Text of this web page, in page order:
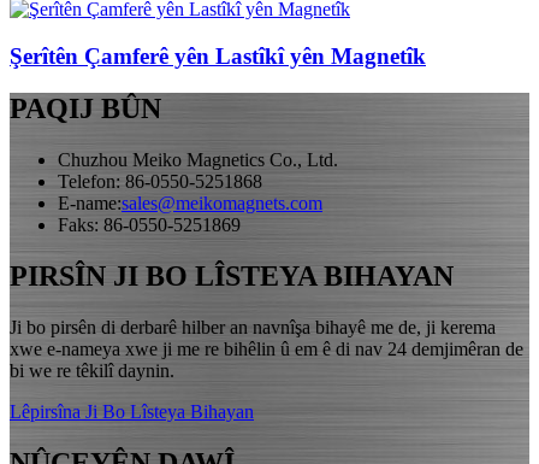
Şerîtên Çamferê yên Lastîkî yên Magnetîk
PAQIJ BÛN
Chuzhou Meiko Magnetics Co., Ltd.
Telefon: 86-0550-5251868
E-name:sales@meikomagnets.com
Faks: 86-0550-5251869
PIRSÎN JI BO LÎSTEYA BIHAYAN
Ji bo pirsên di derbarê hilber an navnîşa bihayê me de, ji kerema
xwe e-nameya xwe ji me re bihêlin û em ê di nav 24 demjimêran de
bi we re têkilî daynin.
Lêpirsîna Ji Bo Lîsteya Bihayan